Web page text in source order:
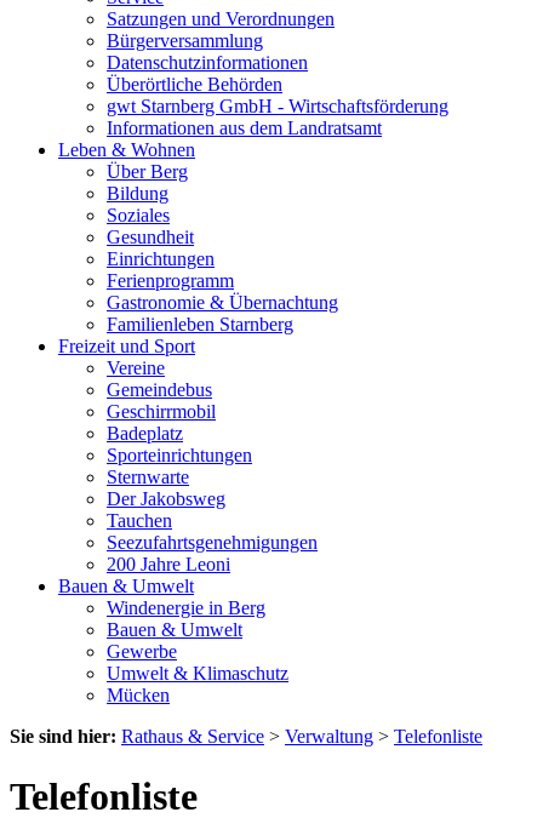
Satzungen und Verordnungen
Bürgerversammlung
Datenschutzinformationen
Überörtliche Behörden
gwt Starnberg GmbH - Wirtschaftsförderung
Informationen aus dem Landratsamt
Leben & Wohnen
Über Berg
Bildung
Soziales
Gesundheit
Einrichtungen
Ferienprogramm
Gastronomie & Übernachtung
Familienleben Starnberg
Freizeit und Sport
Vereine
Gemeindebus
Geschirrmobil
Badeplatz
Sporteinrichtungen
Sternwarte
Der Jakobsweg
Tauchen
Seezufahrtsgenehmigungen
200 Jahre Leoni
Bauen & Umwelt
Windenergie in Berg
Bauen & Umwelt
Gewerbe
Umwelt & Klimaschutz
Mücken
Sie sind hier: Rathaus & Service > Verwaltung > Telefonliste
Telefonliste